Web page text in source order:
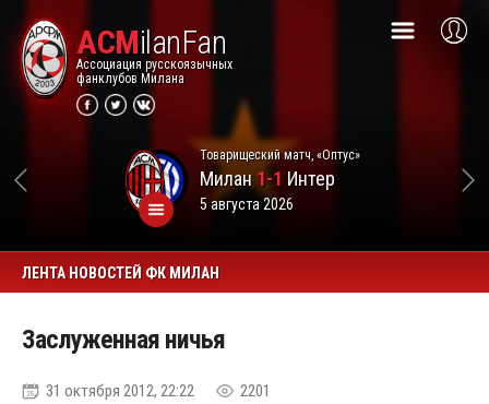
ACMilanFan
Ассоциация русскоязычных
фанклубов Милана
Товарищеский матч, «Оптус»
Милан1-1 Интер
5 августа 2026
ЛЕНТА НОВОСТЕЙ ФК МИЛАН
Заслуженная ничья
31 октября 2012, 22:22 2201